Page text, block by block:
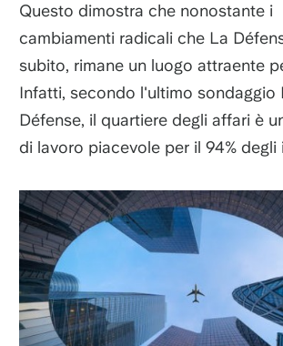
Questo dimostra che nonostante i
cambiamenti radicali che La
subito, rimane un luogo attraente
Infatti, secondo l'ultimo sondaggio
Défense, il quartiere degli affari è
di lavoro piacevole per il 94% degli
Immagine